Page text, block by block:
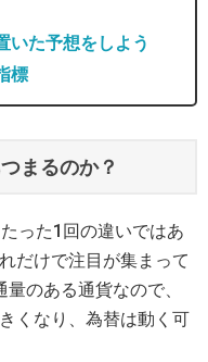
いた予想をしよう
標
まるのか？
った1回の違いではあ
だけで注目が集まって
のある通貨なので、
くなり、為替は動く可